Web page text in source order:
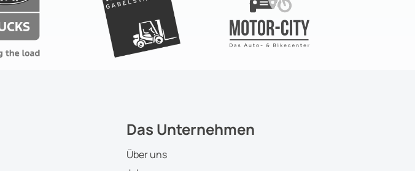
Das Unternehmen
Über uns